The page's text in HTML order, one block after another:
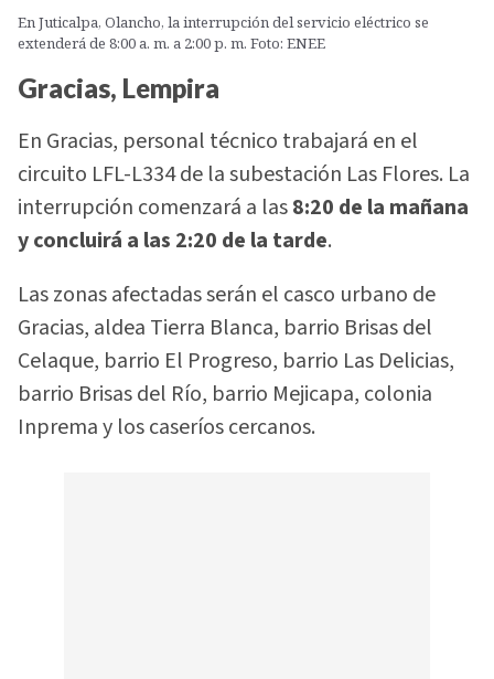
En Juticalpa, Olancho, la interrupción del servicio eléctrico se
extenderá de 8:00 a. m. a 2:00 p. m. Foto: ENEE
Gracias, Lempira
En Gracias, personal técnico trabajará en el
circuito LFL-L334 de la subestación Las Flores. La
interrupción comenzará a las8:20 de la mañana
y concluirá a las 2:20 de la tarde.
Las zonas afectadas serán el casco urbano de
Gracias, aldea Tierra Blanca, barrio Brisas del
Celaque, barrio El Progreso, barrio Las Delicias,
barrio Brisas del Río, barrio Mejicapa, colonia
Inprema y los caseríos cercanos.